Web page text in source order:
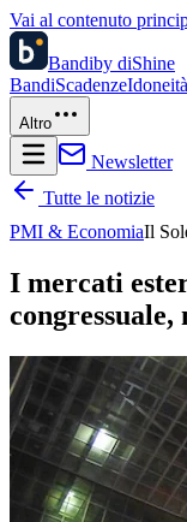
Vai al contenuto
Bandiby diShine
BandiScadenzeIdoneità
Altro
Newsletter
Tutte le notizie
PMI & EconomiaIl
I mercati
congressuale,